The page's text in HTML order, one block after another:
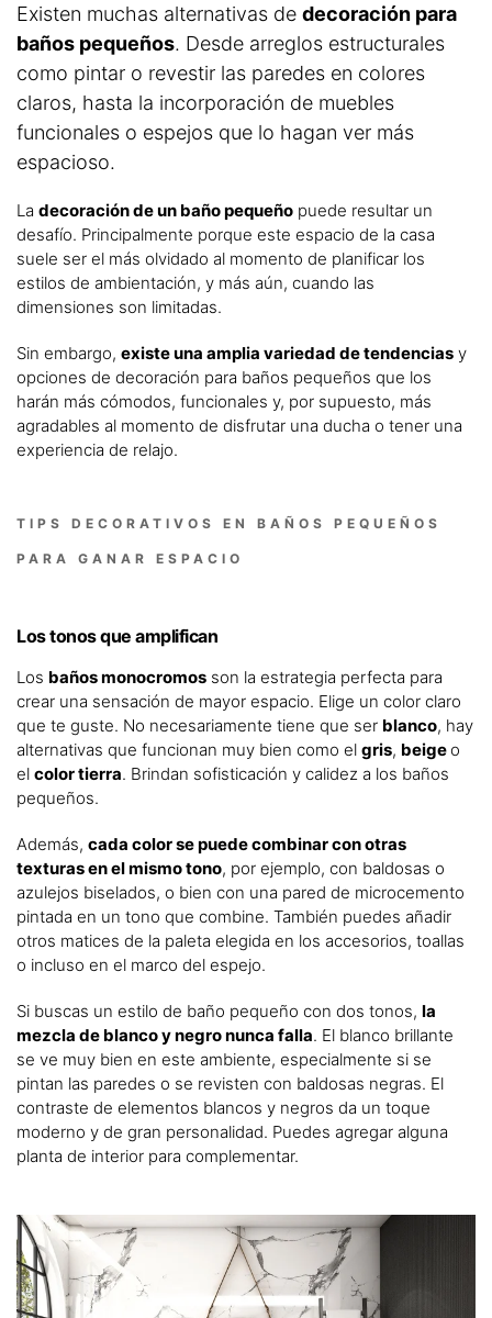
Existen muchas alternativas de decoración para
baños pequeños. Desde arreglos estructurales
como pintar o revestir las paredes en colores
claros, hasta la incorporación de muebles
funcionales o espejos que lo hagan ver más
espacioso.
La decoración de un baño pequeño puede resultar un
desafío. Principalmente porque este espacio de la casa
suele ser el más olvidado al momento de planificar los
estilos de ambientación, y más aún, cuando las
dimensiones son limitadas.
Sin embargo, existe una amplia variedad de tendencias y
opciones de decoración para baños pequeños que los
harán más cómodos, funcionales y, por supuesto, más
agradables al momento de disfrutar una ducha o tener una
experiencia de relajo.
TIPS DECORATIVOS EN BAÑOS PEQUEÑOS
PARA GANAR ESPACIO
Los tonos que amplifican
Los baños monocromos son la estrategia perfecta para
crear una sensación de mayor espacio. Elige un color claro
que te guste. No necesariamente tiene que ser blanco, hay
alternativas que funcionan muy bien como el gris, beigeo
el color tierra. Brindan sofisticación y calidez a los baños
pequeños.
Además, cada color se puede combinar con otras
texturas en el mismo tono, por ejemplo, con baldosas o
azulejos biselados, o bien con una pared de microcemento
pintada en un tono que combine. También puedes añadir
otros matices de la paleta elegida en los accesorios, toallas
o incluso en el marco del espejo.
Si buscas un estilo de baño pequeño con dos tonos, la
mezcla de blanco y negro nunca falla. El blanco brillante
se ve muy bien en este ambiente, especialmente si se
pintan las paredes o se revisten con baldosas negras. El
contraste de elementos blancos y negros da un toque
moderno y de gran personalidad. Puedes agregar alguna
planta de interior para complementar.